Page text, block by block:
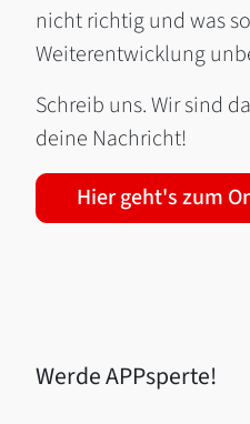
nicht richtig und was
Weiterentwicklung
Schreib uns. Wir sind
deine Nachricht!
Hier geht's zum
Werde APPsperte!